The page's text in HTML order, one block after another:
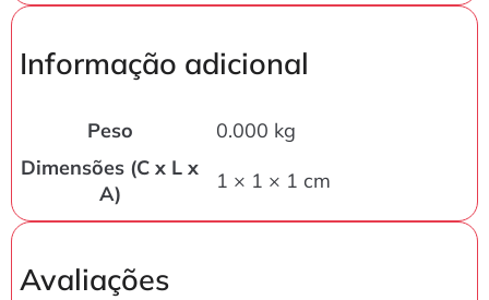
Informação adicional
Peso
0.000 kg
Dimensões (C x L x
A)
1 × 1 × 1 cm
Avaliações